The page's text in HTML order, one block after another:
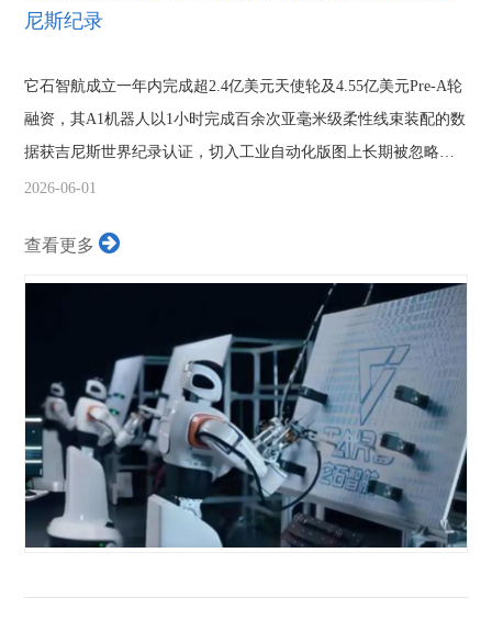
尼斯纪录
它石智航成立一年内完成超2.4亿美元天使轮及4.55亿美元Pre-A轮
融资，其A1机器人以1小时完成百余次亚毫米级柔性线束装配的数
据获吉尼斯世界纪录认证，切入工业自动化版图上长期被忽略的
线束装配角...
2026-06-01
查看更多